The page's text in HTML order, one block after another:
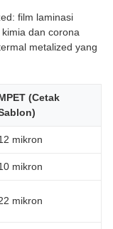
film laminasi
dan corona
metalized yang
(Cetak
mikron
mikron
mikron